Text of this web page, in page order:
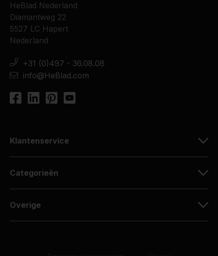
HeBlad Nederland
Diamantweg 22
5527 LC Hapert
Nederland
+31 (0)497 - 36.08.08
info@HeBlad.com
Klantenservice
Categorieën
Overige